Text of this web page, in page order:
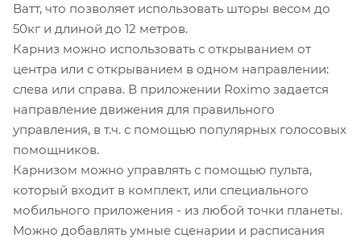
Ватт, что позволяет использовать шторы весом до
50кг и длиной до 12 метров.
Карниз можно использовать с открыванием от
центра или с открыванием в одном направлении:
слева или справа. В приложении Roximo задается
направление движения для правильного
управления, в т.ч. с помощью популярных голосовых
помощников.
Карнизом можно управлять с помощью пульта,
который входит в комплект, или специального
мобильного приложения - из любой точки планеты.
Можно добавлять умные сценарии и расписания